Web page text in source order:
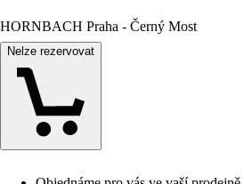
HORNBACH Praha - Černý Most
Nelze rezervovat